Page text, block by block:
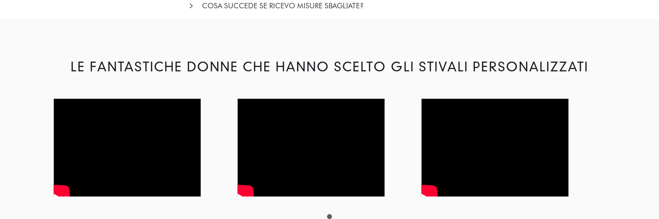
COSA SUCCEDE SE RICEVO MISURE SBAGLIATE?
LE FANTASTICHE DONNE CHE HANNO SCELTO GLI STIVALI PERSONALIZZATI